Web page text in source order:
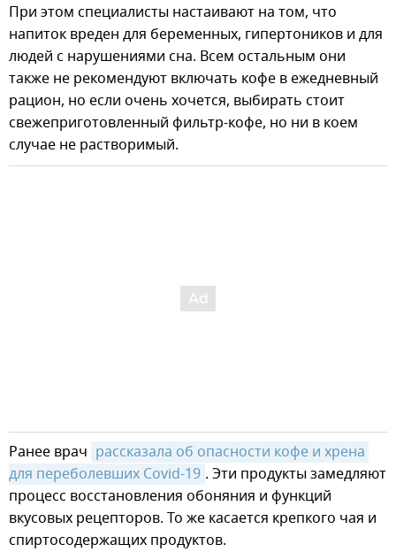
При этом специалисты настаивают на том, что
напиток вреден для беременных, гипертоников и для
людей с нарушениями сна. Всем остальным они
также не рекомендуют включать кофе в ежедневный
рацион, но если очень хочется, выбирать стоит
свежеприготовленный фильтр-кофе, но ни в коем
случае не растворимый.
Ранее врач рассказала об опасности кофе и хрена
для переболевших Covid-19 . Эти продукты замедляют
процесс восстановления обоняния и функций
вкусовых рецепторов. То же касается крепкого чая и
спиртосодержащих продуктов.